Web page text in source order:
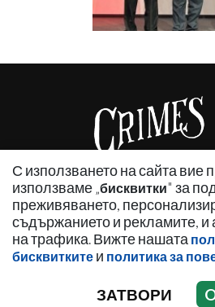
С използването на сайта вие
използваме „бисквитки" за
преживяването,
съдържанието и рекламите, и
на трафика. Вижте нашата
бисквитките и политика за
ЗАТВОРИ
НОВИНИ
Използването и